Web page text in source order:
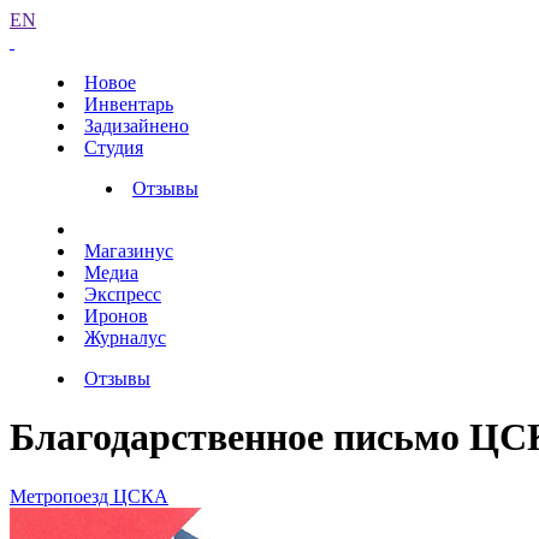
EN
Новое
Инвентарь
Задизайнено
Студия
Отзывы
Магазинус
Медиа
Экспресс
Иронов
Журналус
Отзывы
Благодарственное письмо
Метропоезд ЦСКА